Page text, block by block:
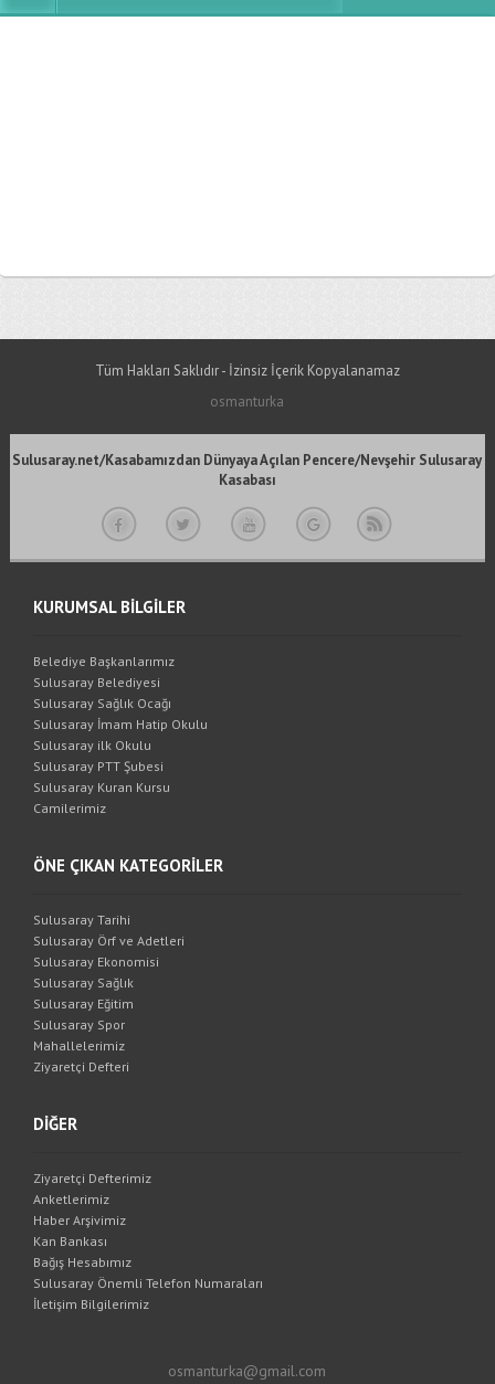
Tüm Hakları Saklıdır - İzinsiz İçerik Kopyalanamaz
osmanturka
Sulusaray.net/Kasabamızdan Dünyaya Açılan Pencere/Nevşehir Sulusaray
Kasabası
KURUMSAL BİLGİLER
Belediye Başkanlarımız
Sulusaray Belediyesi
Sulusaray Sağlık Ocağı
Sulusaray İmam Hatip Okulu
Sulusaray ilk Okulu
Sulusaray PTT Şubesi
Sulusaray Kuran Kursu
Camilerimiz
ÖNE ÇIKAN KATEGORİLER
Sulusaray Tarihi
Sulusaray Örf ve Adetleri
Sulusaray Ekonomisi
Sulusaray Sağlık
Sulusaray Eğitim
Sulusaray Spor
Mahallelerimiz
Ziyaretçi Defteri
DİĞER
Ziyaretçi Defterimiz
Anketlerimiz
Haber Arşivimiz
Kan Bankası
Bağış Hesabımız
Sulusaray Önemli Telefon Numaraları
İletişim Bilgilerimiz
osmanturka@gmail.com